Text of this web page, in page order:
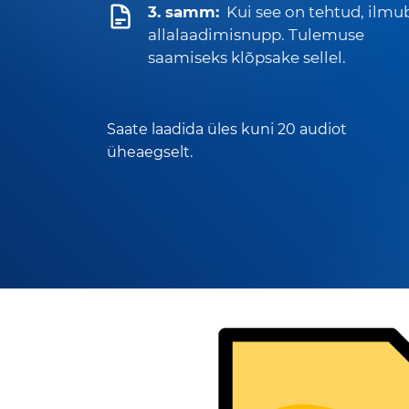
3. samm: Kui see on tehtud,
allalaadimisnupp. Tulemuse
saamiseks klõpsake sellel.
Saate laadida üles kuni 20 audiot
üheaegselt.